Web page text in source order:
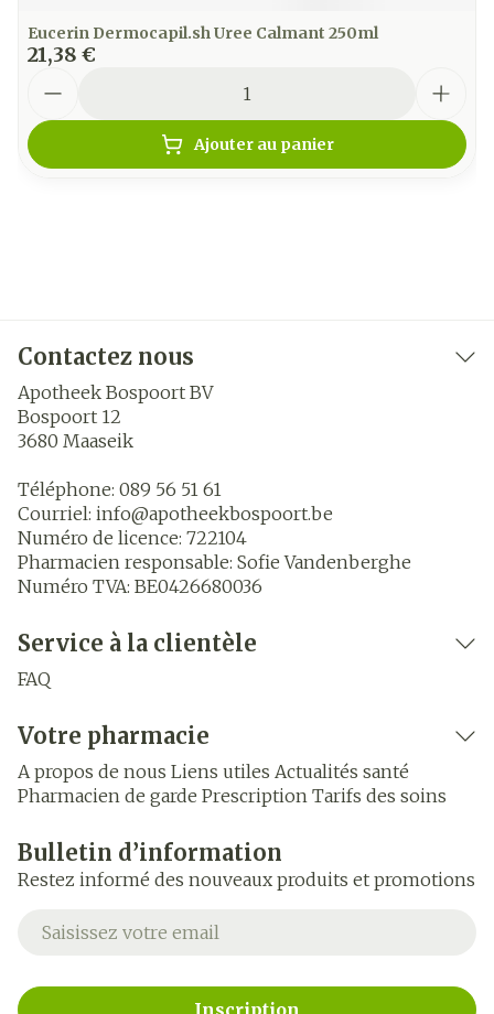
Eucerin Dermocapil.sh Uree Calmant 250ml
21,38 €
Ajouter au panier
Contactez nous
Apotheek Bospoort BV
Bospoort 12
3680 Maaseik
Téléphone: 089 56 51 61
Courriel: info@apotheekbospoort.be
Numéro de licence: 722104
Pharmacien responsable: Sofie Vandenberghe
Numéro TVA: BE0426680036
Service à la clientèle
FAQ
Votre pharmacie
A propos de nous Liens utiles Actualités santé
Pharmacien de garde Prescription Tarifs des soins
Bulletin d’information
Restez informé des nouveaux produits et promotions
Adresse mail
Inscription